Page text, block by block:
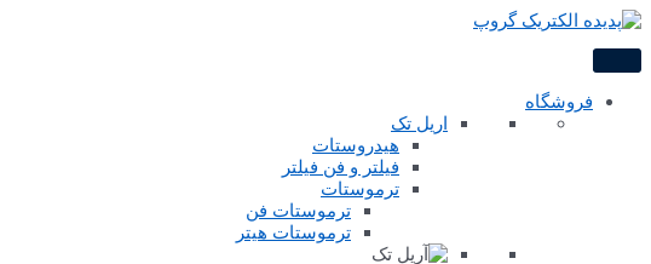
پرش
فروشگاه
اریل تک
هیدروستات
فیلتر و فن فیلتر
ترموستات
ترموستات فن
ترموستات هیتر